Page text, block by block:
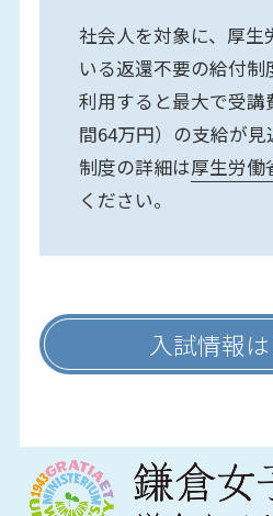
社会人を対象に、厚生
いる返還不要の給付制
利用すると最大で受講
間64万円）の支給が見
制度の詳細は厚生労働
ください。
入試情報